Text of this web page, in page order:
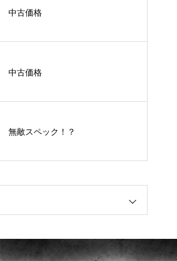
中古価格
中古価格
無敵スペック！？